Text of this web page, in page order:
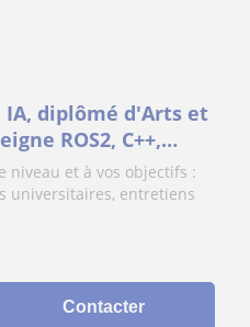
diplômé d'Arts et
ROS2, C++,
niveau et à vos objectifs :
universitaires, entretiens
Contacter